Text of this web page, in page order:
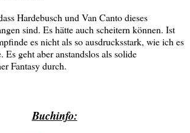
Hardebusch und Van Canto dieses
sind. Es hätte auch scheitern können. Ist
es nicht als so ausdrucksstark, wie ich es
Es geht aber anstandslos als solide
Fantasy durch.
Buchinfo: